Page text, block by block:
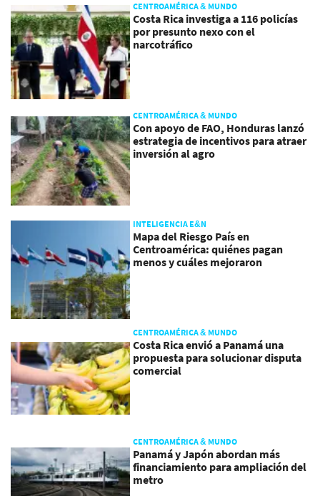
CENTROAMÉRICA & MUNDO
Costa Rica investiga a 116 policías
por presunto nexo con el
narcotráfico
CENTROAMÉRICA & MUNDO
Con apoyo de FAO, Honduras lanzó
estrategia de incentivos para atraer
inversión al agro
INTELIGENCIA E&N
Mapa del Riesgo País en
Centroamérica: quiénes pagan
menos y cuáles mejoraron
CENTROAMÉRICA & MUNDO
Costa Rica envió a Panamá una
propuesta para solucionar disputa
comercial
CENTROAMÉRICA & MUNDO
Panamá y Japón abordan más
financiamiento para ampliación del
metro